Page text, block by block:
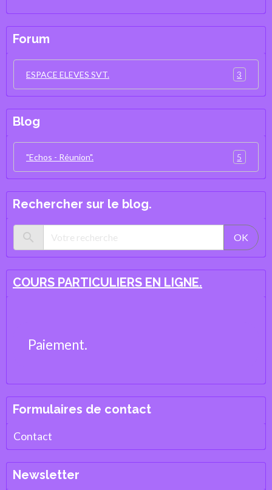
Forum
ESPACE ELEVES SVT. 3
Blog
"Echos - Réunion". 5
Rechercher sur le blog.
OK
COURS PARTICULIERS EN LIGNE.
Paiement.
Formulaires de contact
Contact
Newsletter